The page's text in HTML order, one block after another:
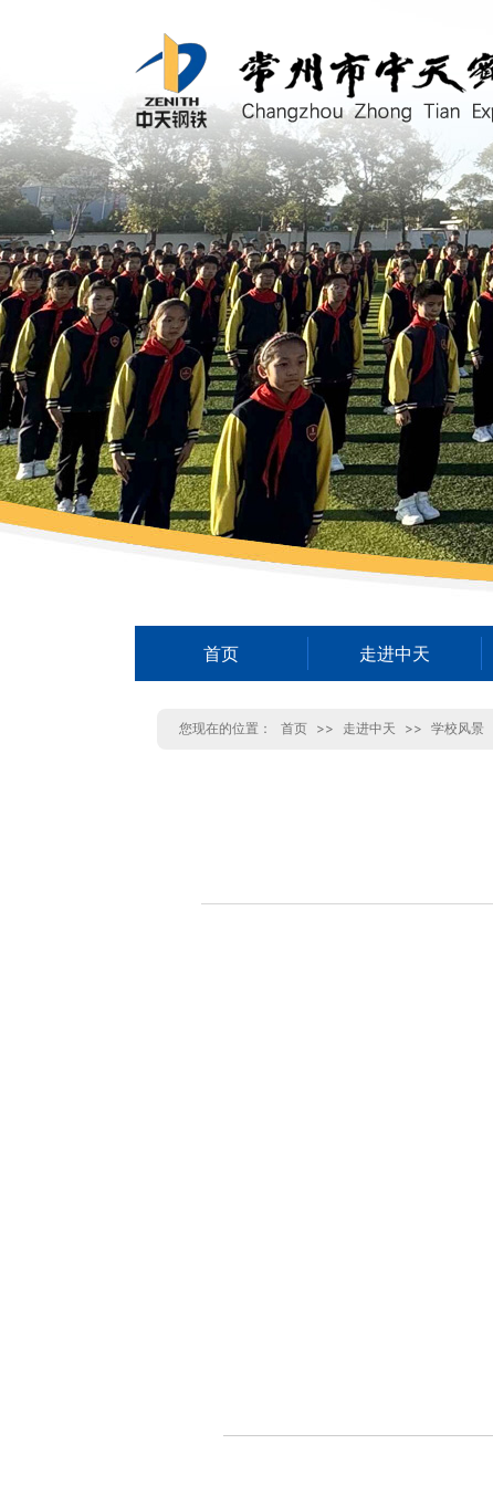
首页 走进中天
您现在的位置： 首页 >> 走进中天 >> 学校风景